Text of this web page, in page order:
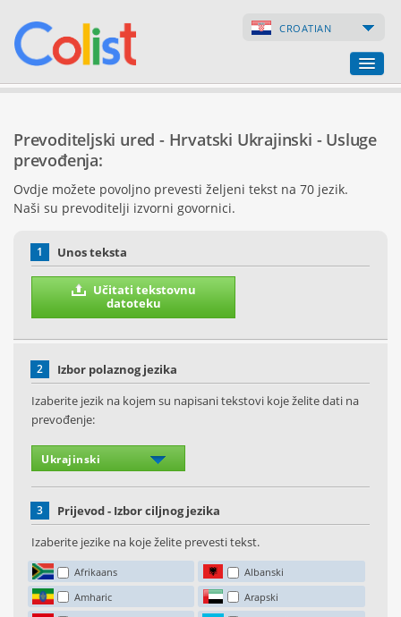
CROATIAN
Popis poduzeća
Internetske stranice
Prevoditeljski ured - Hrvatski Ukrajinski - Usluge
prevođenja:
Ovdje možete povoljno prevesti željeni tekst na 70 jezik.
Naši su prevoditelji izvorni govornici.
1 Unos teksta
Učitati tekstovnu
datoteku
2
Izbor polaznog jezika
Izaberite jezik na kojem su napisani tekstovi koje želite dati na
prevođenje:
3
Prijevod - Izbor ciljnog jezika
Izaberite jezike na koje želite prevesti tekst.
Afrikaans
Albanski
Amharic
Arapski